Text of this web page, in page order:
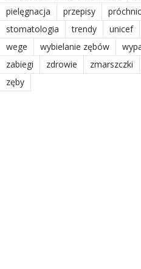
pielęgnacja
przepisy
stomatologia
trendy unicef
wege
wybielanie zębów
zabiegi
zdrowie zmarszczki
zęby